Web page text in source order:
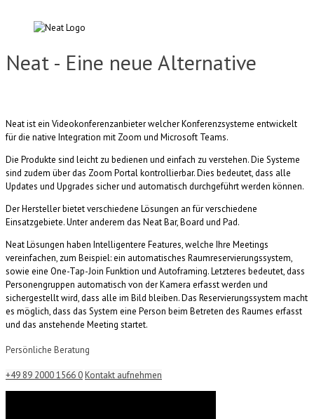
Neat - Eine neue Alternative
Neat ist ein Videokonferenzanbieter welcher Konferenzsysteme entwickelt
für die native Integration mit Zoom und Microsoft Teams.
Die Produkte sind leicht zu bedienen und einfach zu verstehen. Die Systeme
sind zudem über das Zoom Portal kontrollierbar. Dies bedeutet, dass alle
Updates und Upgrades sicher und automatisch durchgeführt werden können.
Der Hersteller bietet verschiedene Lösungen an für verschiedene
Einsatzgebiete. Unter anderem das Neat Bar, Board und Pad.
Neat Lösungen haben Intelligentere Features, welche Ihre Meetings
vereinfachen, zum Beispiel: ein automatisches Raumreservierungssystem,
sowie eine One-Tap-Join Funktion und Autoframing. Letzteres bedeutet, dass
Personengruppen automatisch von der Kamera erfasst werden und
sichergestellt wird, dass alle im Bild bleiben. Das Reservierungssystem macht
es möglich, dass das System eine Person beim Betreten des Raumes erfasst
und das anstehende Meeting startet.
Persönliche Beratung
+49 89 2000 1566 0 Kontakt aufnehmen